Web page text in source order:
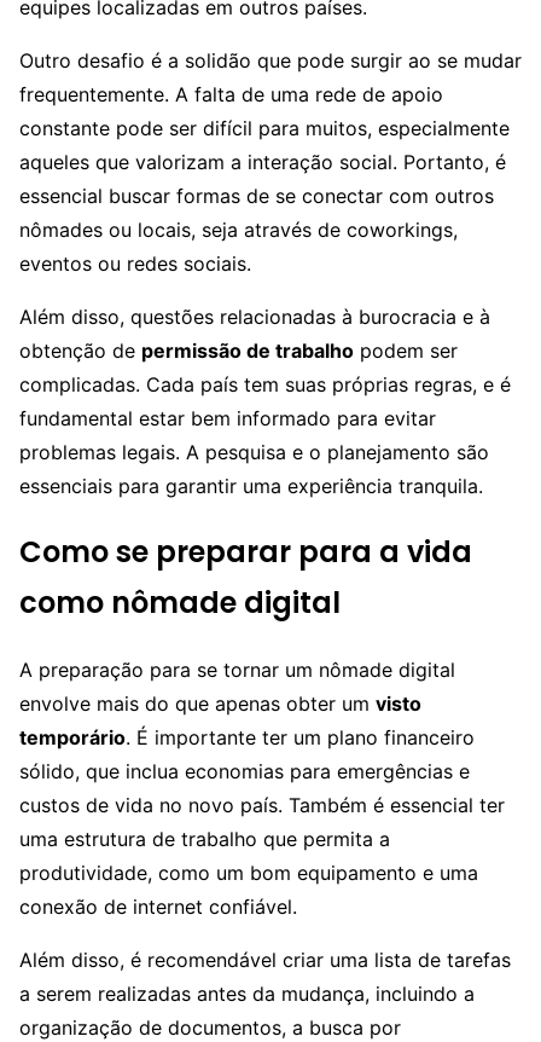
equipes localizadas em outros países.
Outro desafio é a solidão que pode surgir ao se mudar
frequentemente. A falta de uma rede de apoio
constante pode ser difícil para muitos, especialmente
aqueles que valorizam a interação social. Portanto, é
essencial buscar formas de se conectar com outros
nômades ou locais, seja através de coworkings,
eventos ou redes sociais.
Além disso, questões relacionadas à burocracia e à
obtenção de permissão de trabalho podem ser
complicadas. Cada país tem suas próprias regras, e é
fundamental estar bem informado para evitar
problemas legais. A pesquisa e o planejamento são
essenciais para garantir uma experiência tranquila.
Como se preparar para a vida
como nômade digital
A preparação para se tornar um nômade digital
envolve mais do que apenas obter um visto
temporário. É importante ter um plano financeiro
sólido, que inclua economias para emergências e
custos de vida no novo país. Também é essencial ter
uma estrutura de trabalho que permita a
produtividade, como um bom equipamento e uma
conexão de internet confiável.
Além disso, é recomendável criar uma lista de tarefas
a serem realizadas antes da mudança, incluindo a
organização de documentos, a busca por